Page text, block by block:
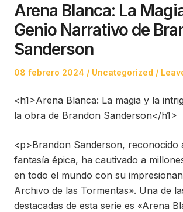
Arena Blanca: La
Genio Narrativo de
Sanderson
Posted
08 febrero 2024
Posted
Uncategorized
<h1>Arena Blanca: La magia y la
la obra de Brandon Sanderson</h1>
<p>Brandon Sanderson, reconocido
fantasía épica, ha cautivado a
en todo el mundo con su
Archivo de las Tormentas». Una de
destacadas de esta serie es «Arena